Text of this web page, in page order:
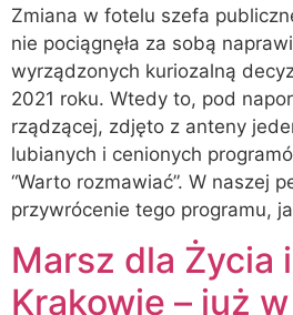
Zmiana w fotelu szefa
nie pociągnęła za sobą
wyrządzonych kuriozalną
2021 roku. Wtedy to, pod
rządzącej, zdjęto z anteny
lubianych i cenionych
“Warto rozmawiać”. W naszej
przywrócenie tego programu,
Marsz dla Życia
Krakowie – już